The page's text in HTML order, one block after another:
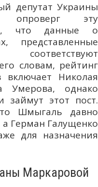
депутат Украины
опроверг эту
что данные о
представленные
словам, рейтинг
включает Николая
Умерова, однако
займут этот пост.
Шмыгаль давно
а Герман Галущенко
для назначения
Маркаровой